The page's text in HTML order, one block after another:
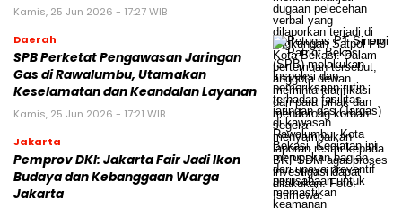
Kamis, 25 Jun 2026 - 17:27 WIB
Daerah
SPB Perketat Pengawasan Jaringan
Gas di Rawalumbu, Utamakan
Keselamatan dan Keandalan Layanan
Kamis, 25 Jun 2026 - 17:21 WIB
Jakarta
Pemprov DKI: Jakarta Fair Jadi Ikon
Budaya dan Kebanggaan Warga
Jakarta